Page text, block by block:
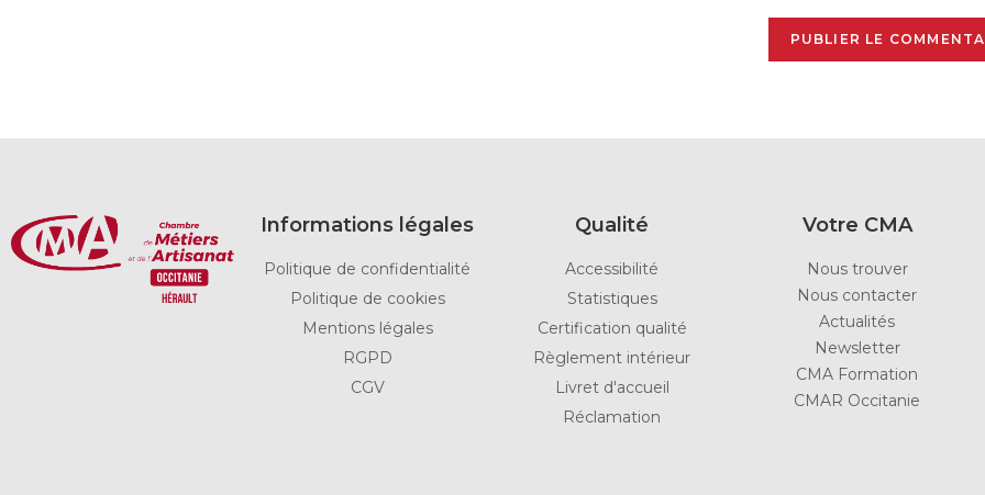
Informations légales
Politique de confidentialité
Politique de cookies
Mentions légales
RGPD
CGV
Qualité
Accessibilité
Statistiques
Certification qualité
Règlement intérieur
Livret d'accueil
Réclamation
Votre CMA
Nous trouver
Nous contacter
Actualités
Newsletter
CMA Formation
CMAR Occitanie